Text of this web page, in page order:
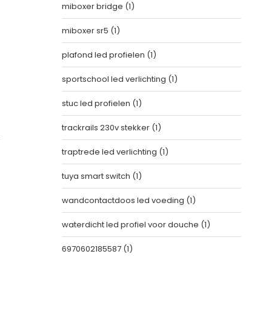
miboxer bridge (1)
miboxer sr5 (1)
plafond led profielen (1)
sportschool led verlichting (1)
stuc led profielen (1)
trackrails 230v stekker (1)
traptrede led verlichting (1)
tuya smart switch (1)
wandcontactdoos led voeding (1)
waterdicht led profiel voor douche (1)
6970602185587 (1)